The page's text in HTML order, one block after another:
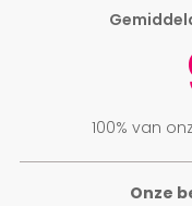
Onze
100% van